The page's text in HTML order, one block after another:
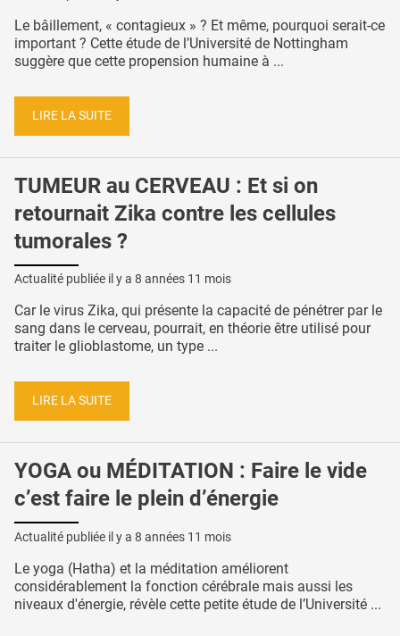
Le bâillement, « contagieux » ? Et même, pourquoi serait-ce
important ? Cette étude de l’Université de Nottingham
suggère que cette propension humaine à ...
LIRE LA SUITE
TUMEUR au CERVEAU : Et si on
retournait Zika contre les cellules
tumorales ?
Actualité publiée il y a 8 années 11 mois
Car le virus Zika, qui présente la capacité de pénétrer par le
sang dans le cerveau, pourrait, en théorie être utilisé pour
traiter le glioblastome, un type ...
LIRE LA SUITE
YOGA ou MÉDITATION : Faire le vide
c’est faire le plein d’énergie
Actualité publiée il y a 8 années 11 mois
Le yoga (Hatha) et la méditation améliorent
considérablement la fonction cérébrale mais aussi les
niveaux d'énergie, révèle cette petite étude de l’Université ...